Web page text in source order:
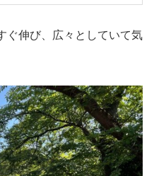
ぐ伸び、広々としていて気